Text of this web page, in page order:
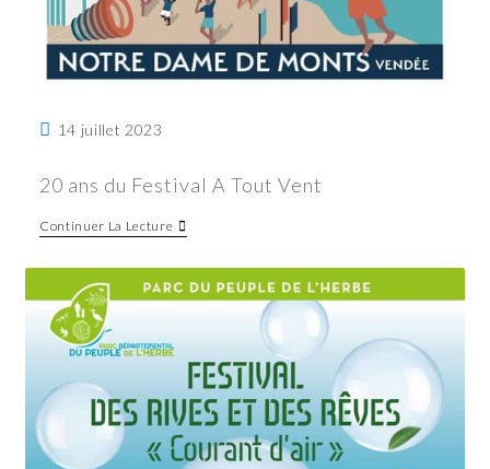
14 juillet 2023
20 ans du Festival A Tout Vent
Continuer La Lecture